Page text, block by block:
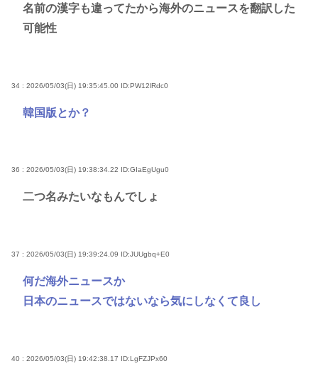
名前の漢字も違ってたから海外のニュースを翻訳した
可能性
34 : 2026/05/03(日) 19:35:45.00 ID:PW12lRdc0
韓国版とか？
36 : 2026/05/03(日) 19:38:34.22 ID:GIaEgUgu0
二つ名みたいなもんでしょ
37 : 2026/05/03(日) 19:39:24.09 ID:JUUgbq+E0
何だ海外ニュースか
日本のニュースではないなら気にしなくて良し
40 : 2026/05/03(日) 19:42:38.17 ID:LgFZJPx60